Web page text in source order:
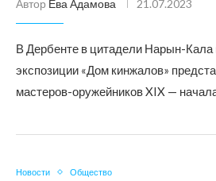
Автор Ева Адамова 21.07.2023
В Дербенте в цитадели Нарын-Кала
экспозиции «Дом кинжалов»
мастеров-оружейников XIX —
Новости Общество